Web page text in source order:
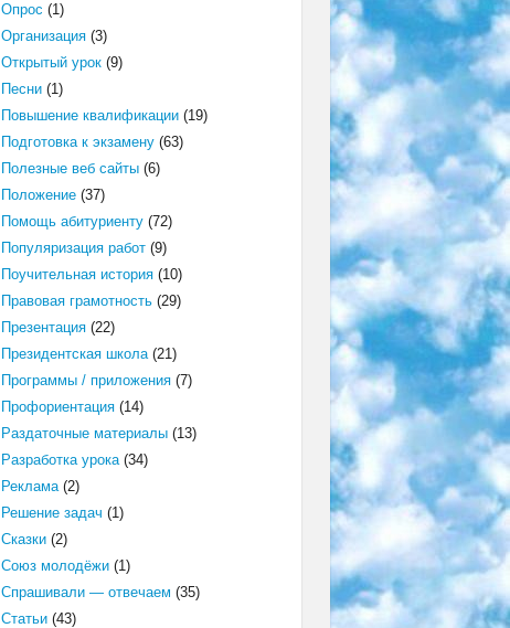
Опрос (1)
Организация(3)
Открытый урок(9)
Песни(1)
Повышение квалификации(19)
Подготовка к экзамену(63)
Полезные веб сайты(6)
Положение(37)
Помощь абитуриенту(72)
Популяризация работ(9)
Поучительная история(10)
Правовая грамотность(29)
Презентация(22)
Президентская школа(21)
Программы / приложения(7)
Профориентация(14)
Раздаточные материалы(13)
Разработка урока(34)
Реклама(2)
Решение задач (1)
Сказки(2)
Союз молодёжи(1)
Спрашивали — отвечаем (35)
Статьи(43)